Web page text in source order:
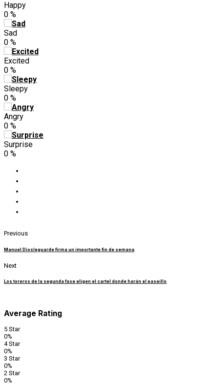
Happy
0 %
Sad
0 %
Excited
0 %
Sleepy
0 %
Angry
0 %
Surprise
0 %
Previous
Manuel Diosleguarde firma un importante fin de semana
Next
Los toreros de la segunda fase eligen el cartel donde harán el paseíllo
Average Rating
5 Star
0%
4 Star
0%
3 Star
0%
2 Star
0%